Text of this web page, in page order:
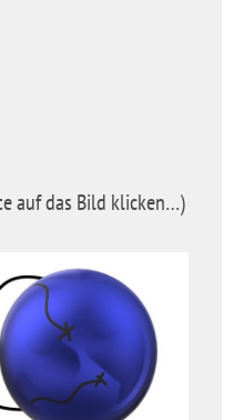
auf das Bild klicken…)